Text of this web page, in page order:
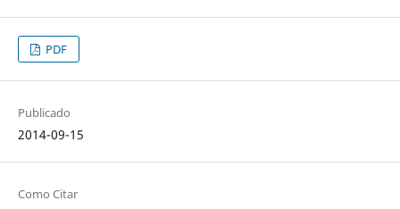
PDF
Publicado
2014-09-15
Como Citar